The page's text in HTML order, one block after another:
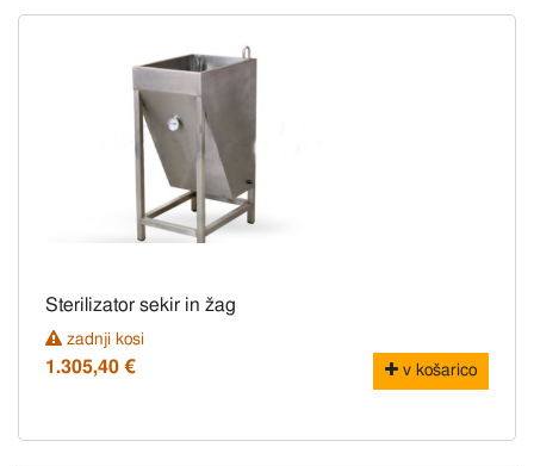
Sterilizator sekir in žag
zadnji kosi
1.305,40 € v košarico